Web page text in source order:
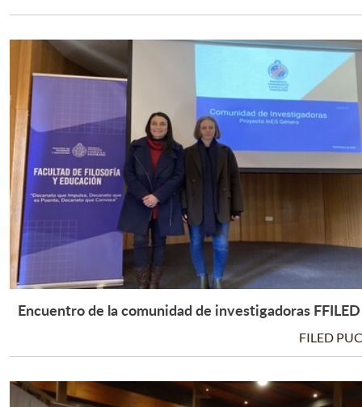
Leer Más +
Encuentro de la comunidad de investigadoras FFILED
FILED